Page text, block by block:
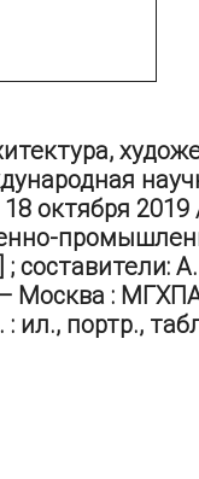
октября
составители:
Москва :
ил., портр.,